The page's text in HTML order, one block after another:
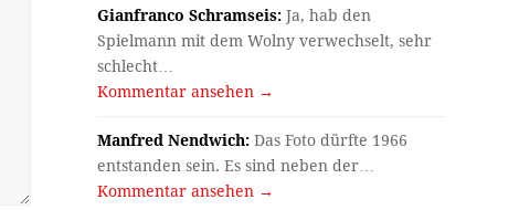
Gianfranco Schramseis: Ja, hab den
Spielmann mit dem Wolny verwechselt, sehr
schlecht…
Kommentar ansehen →
Manfred Nendwich: Das Foto dürfte 1966
entstanden sein. Es sind neben der…
Kommentar ansehen →